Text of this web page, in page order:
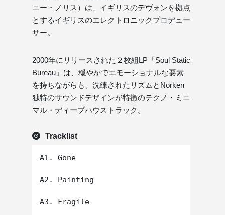
ニー・ノリス）は、イギリスのデヴォンを拠点
とするイギリスのエレクトロニックプロデュー
サー。
2000年にリリースされた２枚組LP「Soul Static
Bureau」は、穏やかでエモーショナルな要素
を持ちながらも、洗練されたリズムとNorken
独特のサウンドデザインが特徴のテクノ・ミニ
マル・ディープハウストラック。
Tracklist
A1. Gone
A2. Painting
A3. Fragile